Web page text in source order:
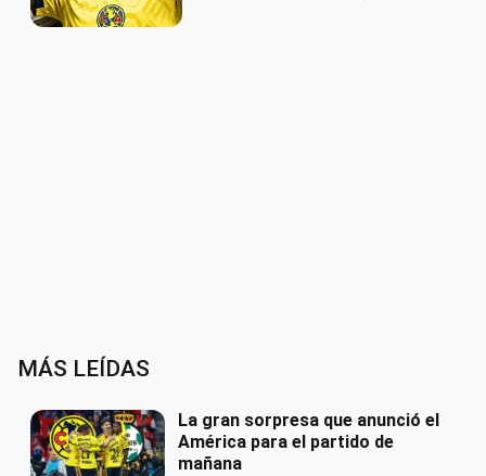
MÁS LEÍDAS
La gran sorpresa que anunció el
América para el partido de
mañana